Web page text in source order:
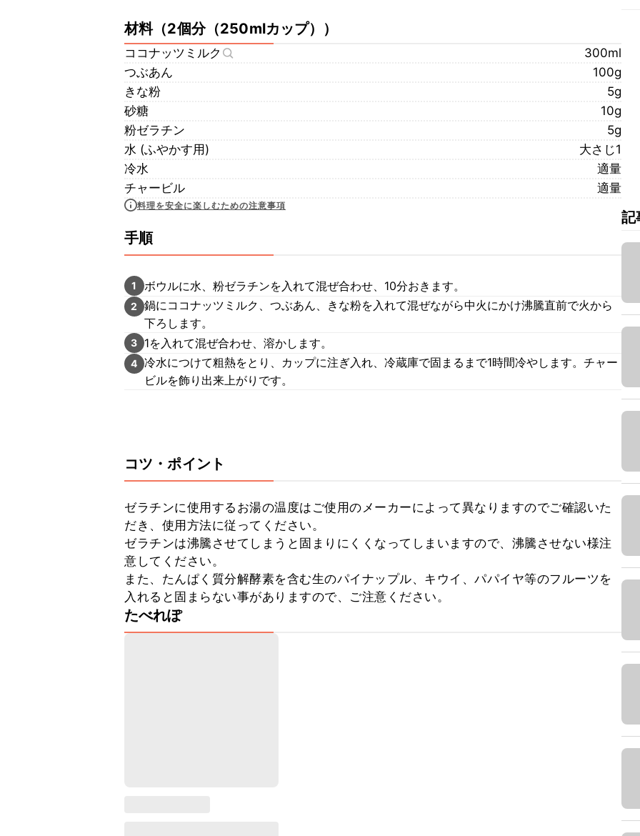
材料（2個分（250mlカップ） ）
ココナッツミルク
300ml
つぶあん
100g
きな粉
5g
砂糖
10g
粉ゼラチン
5g
水 (ふやかす用)
大さじ1
冷水
適量
チャービル
適量
料理を安全に楽しむための注意事項
手順
1 ボウルに水、粉ゼラチンを入れて混ぜ合わせ、10分おきます。
2
鍋にココナッツミルク、つぶあん、きな粉を入れて混ぜながら中火にかけ沸騰直前で火から
下ろします。
3 1を入れて混ぜ合わせ、溶かします。
4 冷水につけて粗熱をとり、カップに注ぎ入れ、冷蔵庫で固まるまで1時間冷やします。チャー
ビルを飾り出来上がりです。
コツ・ポイント
ゼラチンに使用するお湯の温度はご使用のメーカーによって異なりますのでご確認いた
だき、使用方法に従ってください。
ゼラチンは沸騰させてしまうと固まりにくくなってしまいますので、沸騰させない様注
意してください。
また、たんぱく質分解酵素を含む生のパイナップル、キウイ、パパイヤ等のフルーツを
入れると固まらない事がありますので、ご注意ください。
たべれぽ
記